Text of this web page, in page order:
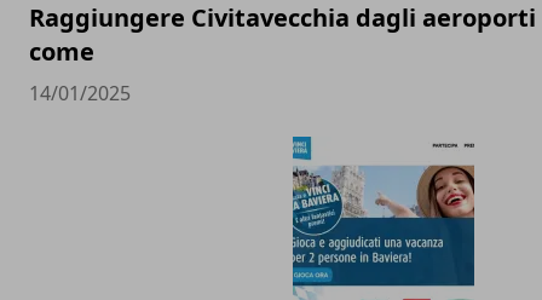
Raggiungere Civitavecchia dagli aeroporti
come
14/01/2025